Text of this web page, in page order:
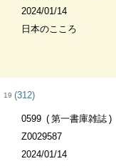
2024/01/14
日本のこころ
19 (312)
0599
第一書庫雑誌
Z0029587
2024/01/14